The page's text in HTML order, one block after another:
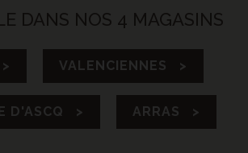
DANS NOS 4 MAGASINS
VALENCIENNES >
D'ASCQ > ARRAS >